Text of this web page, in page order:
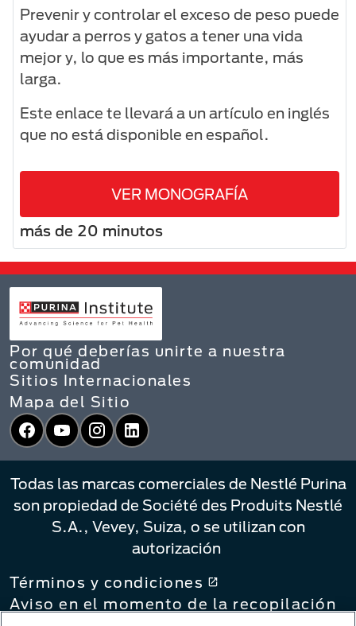
Prevenir y controlar el exceso de peso puede
ayudar a perros y gatos a tener una vida
mejor y, lo que es más importante, más
larga.
Este enlace te llevará a un artículo en inglés
que no está disponible en español.
VER MONOGRAFÍA
más de 20 minutos
Por qué deberías unirte a nuestra
comunidad
Sitios Internacionales
Mapa del Sitio
Facebook
YouTubeInstagram
LinkedIn
Todas las marcas comerciales de Nestlé Purina
son propiedad de Société des Produits Nestlé
S.A., Vevey, Suiza, o se utilizan con
autorización
Términos y condiciones
Aviso en el momento de la recopilación